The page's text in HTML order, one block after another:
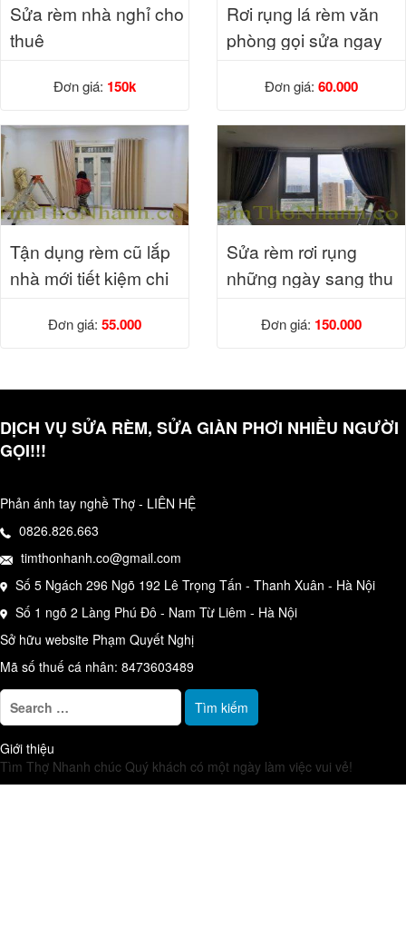
Sửa rèm nhà nghỉ cho
thuê
Đơn giá: 150k
Rơi rụng lá rèm văn
phòng gọi sửa ngay
Đơn giá: 60.000
Tận dụng rèm cũ lắp
nhà mới tiết kiệm chi
Đơn giá: 55.000
Sửa rèm rơi rụng
những ngày sang thu
Đơn giá: 150.000
DỊCH VỤ SỬA RÈM, SỬA GIÀN PHƠI NHIỀU NGƯỜI
GỌI!!!
Phản ánh tay nghề Thợ - LIÊN HỆ
0826.826.663
timthonhanh.co@gmail.com
Số 5 Ngách 296 Ngõ 192 Lê Trọng Tấn - Thanh Xuân - Hà Nội
Số 1 ngõ 2 Làng Phú Đô - Nam Từ Liêm - Hà Nội
Sở hữu website Phạm Quyết Nghị
Mã số thuế cá nhân: 8473603489
T
k
ế
Giới thiệu
Tìm Thợ Nhanh chúc Quý khách có một ngày làm việc vui vẻ!